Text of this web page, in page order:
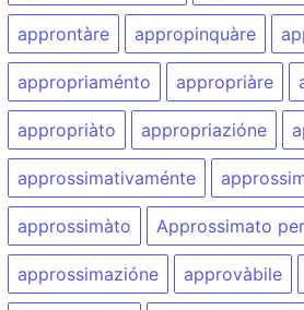
approntàre appropinquàre
appropriaménto appropriàre
appropriàto appropriazióne
approssimativaménte
approssimàto Approssimato
approssimazióne approvàbile